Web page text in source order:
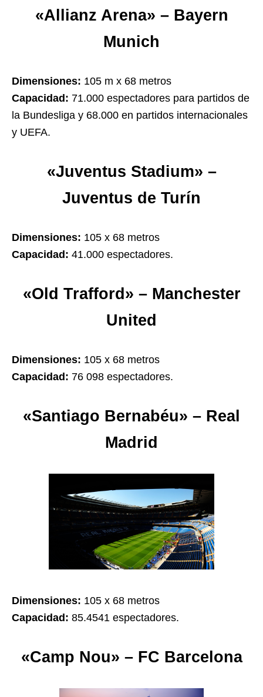
«Allianz Arena» – Bayern
Munich
Dimensiones: 105 m x 68 metros
Capacidad: 71.000 espectadores para partidos de
la Bundesliga y 68.000 en partidos internacionales
y UEFA.
«Juventus Stadium» –
Juventus de Turín
Dimensiones: 105 x 68 metros
Capacidad: 41.000 espectadores.
«Old Trafford» – Manchester
United
Dimensiones: 105 x 68 metros
Capacidad: 76 098 espectadores.
«Santiago Bernabéu» – Real
Madrid
Dimensiones: 105 x 68 metros
Capacidad: 85.4541 espectadores.
«Camp Nou» – FC Barcelona